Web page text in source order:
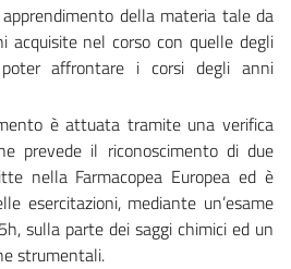
della materia tale da
acquisite nel corso con quelle degli
affrontare i corsi degli anni
è attuata tramite una verifica
prevede il riconoscimento di due
nella Farmacopea Europea ed è
esercitazioni, mediante un’esame
sulla parte dei saggi chimici ed un
strumentali.